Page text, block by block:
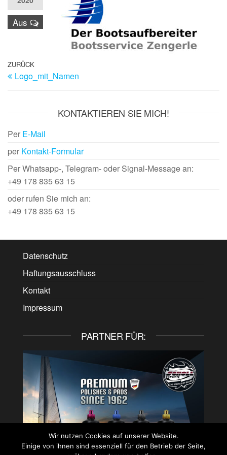
Aus
Beitragsnavigation
Vorheriger
Beitrag
ZURÜCK
Logo_mit_Namen
KONTAKTIEREN SIE MICH!
Per E-Mail
per Kontakt-Formular
Per Whatsapp-, Telegram- oder Signal-Message an:
+49 178 835 63 15
oder rufen Sie mich an:
+49 178 835 63 15
Datenschutz
Haftungsausschluss
Kontakt
Impressum
PARTNER FÜR:
Wir nutzen Cookies auf unserer Website.
Einige von ihnen sind essenziell für den Betrieb der Seite,